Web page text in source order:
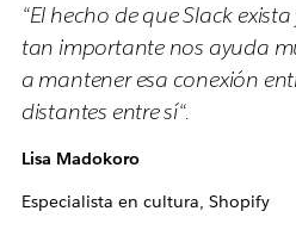
“El hecho de que Slack
tan importante nos ayuda
a mantener esa conexión
distantes entre sí“.
Lisa Madokoro
Especialista en cultura, Shopify